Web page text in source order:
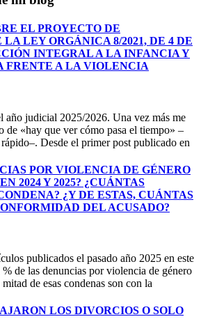
EL PROYECTO DE
LEY ORGÁNICA 8/2021, DE 4 DE
INTEGRAL A LA INFANCIA Y
FRENTE A LA VIOLENCIA
año judicial 2025/2026. Una vez más me
de «hay que ver cómo pasa el tiempo» –
Desde el primer post publicado en
POR VIOLENCIA DE GÉNERO
2024 Y 2025? ¿CUÁNTAS
¿Y DE ESTAS, CUÁNTAS
DEL ACUSADO?
publicados el pasado año 2025 en este
de las denuncias por violencia de género
de esas condenas son con la
LOS DIVORCIOS O SOLO